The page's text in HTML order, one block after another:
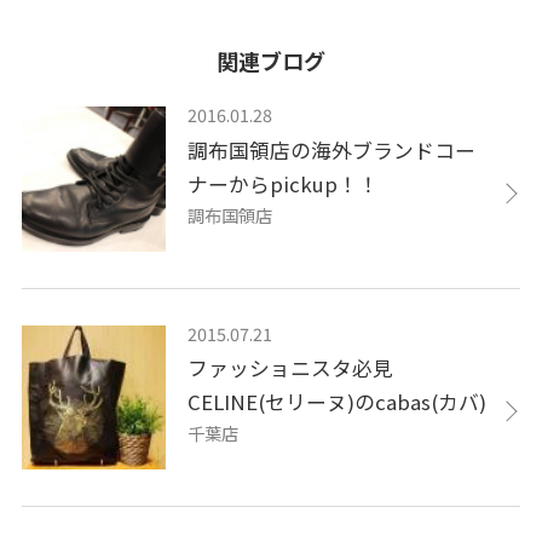
関連ブログ
2016.01.28
調布国領店の海外ブランドコー
ナーからpickup！！
調布国領店
2015.07.21
ファッショニスタ必見
CELINE(セリーヌ)のcabas(カバ)
千葉店